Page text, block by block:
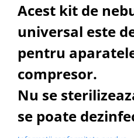
Acest kit de
universal este
pentru
compresor.
Nu se
se poate